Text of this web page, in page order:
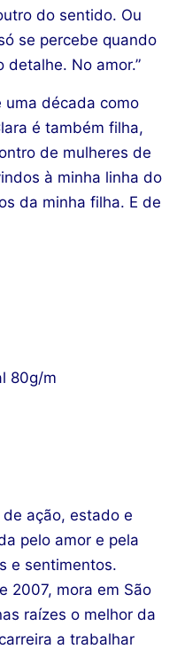
do sentido. Ou
se percebe quando
detalhe. No amor.”
uma década como
é também filha,
de mulheres de
à minha linha do
da minha filha. E de
80g/m
ação, estado e
pelo amor e pela
e sentimentos.
2007, mora em São
raízes o melhor da
a trabalhar